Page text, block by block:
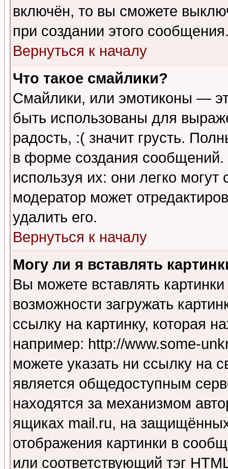
включён, то вы сможете
при создании этого
Вернуться к началу
Что такое смайлики?
Смайлики, или эмотиконы —
быть использованы для
радость, :( значит грусть.
в форме создания сообщений.
используя их: они легко
модератор может
удалить его.
Вернуться к началу
Могу ли я вставлять
Вы можете вставлять
возможности загружать
ссылку на картинку, которая
например: http://www.some-
можете указать ни ссылку на
является общедоступным
находятся за механизмом
ящиках mail.ru, на
отображения картинки в
или соответствующий тэг